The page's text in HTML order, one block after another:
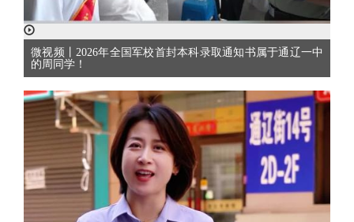
微视频丨2026年全国军校首封本科录取通知书属于通辽一中
的周同学！